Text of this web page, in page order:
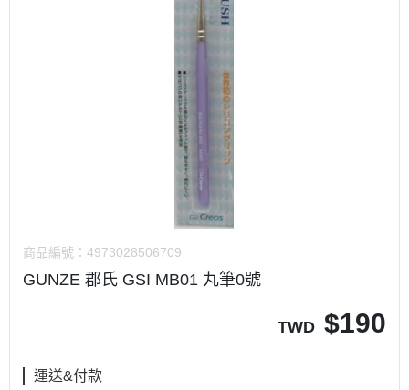
商品編號： 4973028506709
GUNZE 郡氏 GSI MB01 丸筆0號
TWD $190
運送&付款